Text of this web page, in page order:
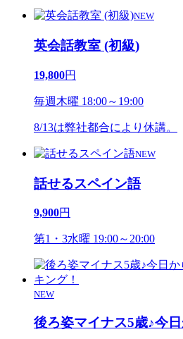
NEW
英会話教室 (初級)
19,800円
毎週木曜 18:00～19:00
8/13は弊社都合により休講。
NEW
話せるスペイン語
9,900円
第1・3水曜 19:00～20:00
NEW
後ろ姿マイナス5歳♪今日